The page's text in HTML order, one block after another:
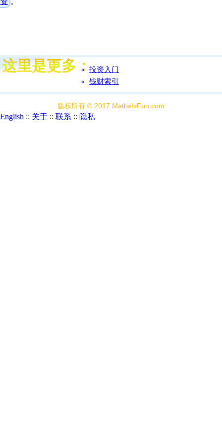
投资入门
钱财索引
版权所有 © 2017 MathsIsFun.com
English :: 关于 :: 联系 :: 隐私